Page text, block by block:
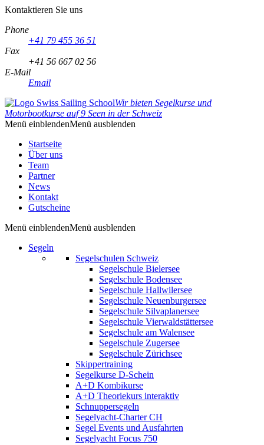
Kontaktieren Sie uns
Phone
+41 79 455 36 51
Fax
+41 56 667 02 56
E-Mail
Email
Wir bieten Segelkurse und
Motorbootkurse auf 9 Seen in der Schweiz
Menü einblendenMenü ausblenden
Startseite
Über uns
Team
Partner
News
Kontakt
Gutscheine
Menü einblendenMenü ausblenden
Segeln
Segelschulen Schweiz
Segelschule Bielersee
Segelschule Bodensee
Segelschule Hallwilersee
Segelschule Neuenburgersee
Segelschule Silvaplanersee
Segelschule Vierwaldstättersee
Segelschule am Walensee
Segelschule Zugersee
Segelschule Zürichsee
Skippertraining
Segelkurse D-Schein
A+D Kombikurse
A+D Theoriekurs interaktiv
Schnuppersegeln
Segelyacht-Charter CH
Segel Events und Ausfahrten
Segelyacht Focus 750